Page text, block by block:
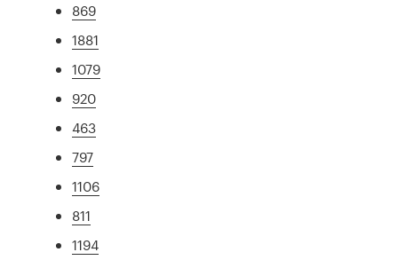
869
1881
1079
920
463
797
1106
811
1194